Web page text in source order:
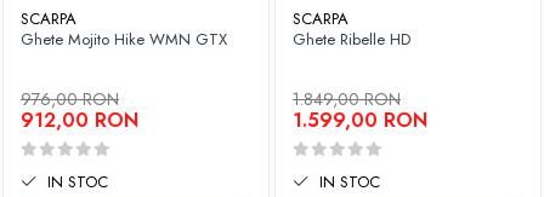
SCARPA
Ghete Mojito Hike WMN GTX
976,00 RON
912,00 RON
IN STOC
SCARPA
Ghete Ribelle HD
1.849,00 RON
1.599,00 RON
IN STOC